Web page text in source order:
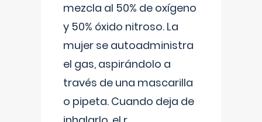
mezcla al 50% de oxígeno
y 50% óxido nitroso. La
mujer se autoadministra
el gas, aspirándolo a
través de una mascarilla
o pipeta. Cuando deja de